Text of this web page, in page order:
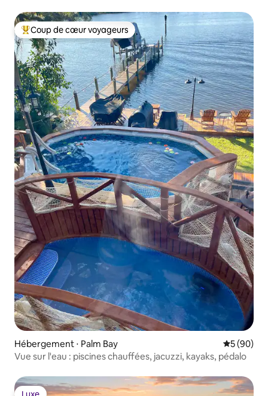
Coups de cœur voyageurs les plus appréciés
Coup de cœur voyageurs
Hébergement ⋅ Palm Bay
5 (90)
Vue sur l'eau : piscines chauffées, jacuzzi, kayaks, pédalo